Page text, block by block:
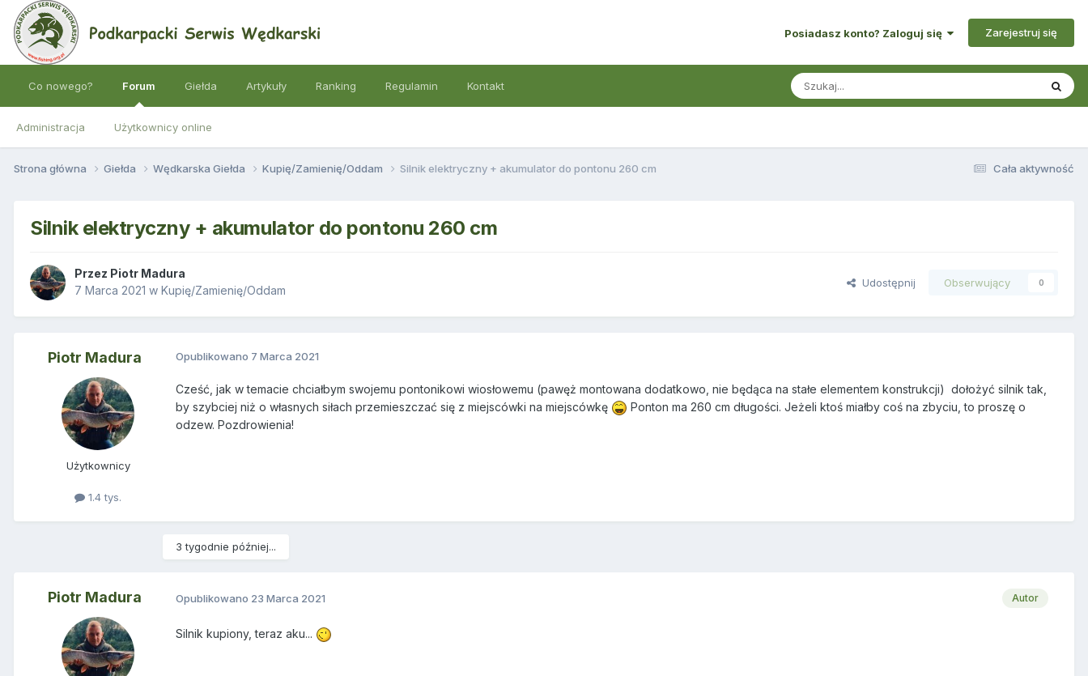
Posiadasz konto? Zaloguj się Zarejestruj się
Co nowego? Forum
Administracja Użytkownicy online
Giełda Artykuły Ranking Regulamin Kontakt
Cała aktywność
Strona główna Giełda Wędkarska Giełda Kupię/Zamienię/Oddam Silnik elektryczny + akumulator do pontonu 260 cm
Silnik elektryczny + akumulator do pontonu 260 cm
Przez Piotr Madura
7 Marca 2021 w Kupię/Zamienię/Oddam
Udostępnij Obserwujący 0
Piotr Madura
Użytkownicy
1.4 tys.
Opublikowano 7 Marca 2021
Cześć, jak w temacie chciałbym swojemu pontonikowi wiosłowemu (pawęż montowana dodatkowo, nie będąca na stałe elementem konstrukcji) dołożyć silnik tak,
by szybciej niż o własnych siłach przemieszczać się z miejscówki na miejscówkę
Ponton ma 260 cm długości. Jeżeli ktoś miałby coś na zbyciu, to proszę o
odzew. Pozdrowienia!
3 tygodnie później...
Piotr Madura Autor
Opublikowano 23 Marca 2021
Silnik kupiony, teraz aku...